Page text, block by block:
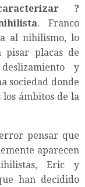
?
. Franco
al nihilismo, lo
pisar placas de
y
sociedad donde
ámbitos de la
pensar que
aparecen
Eric y
han decidido